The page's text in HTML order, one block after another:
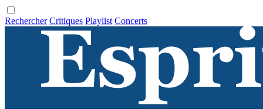
Rechercher Critiques Playlist Concerts